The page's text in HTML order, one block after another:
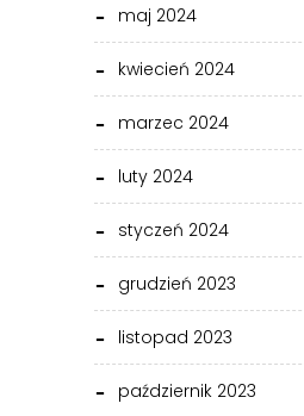
maj 2024
kwiecień 2024
marzec 2024
luty 2024
styczeń 2024
grudzień 2023
listopad 2023
październik 2023